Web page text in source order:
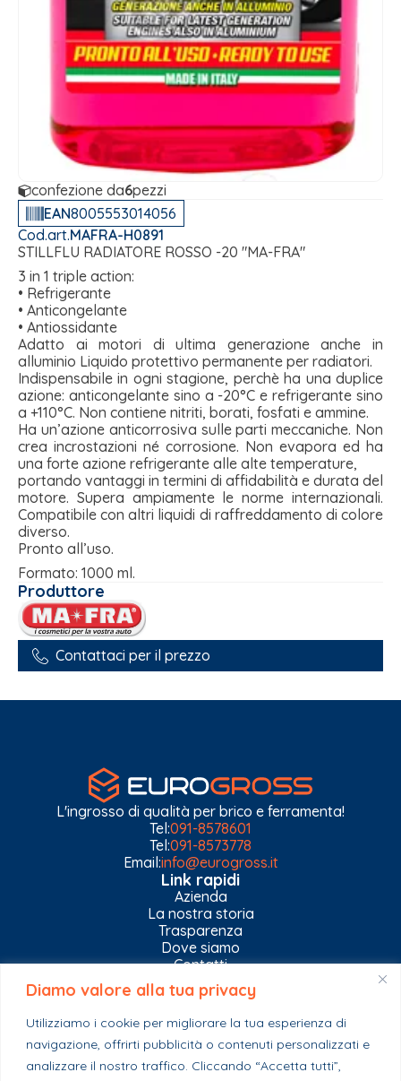
Diamo valore alla tua privacy
Utilizziamo i cookie per migliorare la tua esperienza di
navigazione, offrirti pubblicità o contenuti personalizzati e
analizzare il nostro traffico. Cliccando “Accetta tutti”,
confezione da6pezzi
EAN8005553014056
Cod.art.MAFRA-H0891
STILLFLU RADIATORE ROSSO -20 "MA-FRA"
3 in 1 triple action:
• Refrigerante
• Anticongelante
• Antiossidante
Adatto ai motori di ultima generazione anche in
alluminio Liquido protettivo permanente per radiatori.
Indispensabile in ogni stagione, perchè ha una duplice
azione: anticongelante sino a -20°C e refrigerante sino
a +110°C. Non contiene nitriti, borati, fosfati e ammine.
Ha un’azione anticorrosiva sulle parti meccaniche. Non
crea incrostazioni né corrosione. Non evapora ed ha
una forte azione refrigerante alle alte temperature,
portando vantaggi in termini di affidabilità e durata del
motore. Supera ampiamente le norme internazionali.
Compatibile con altri liquidi di raffreddamento di colore
diverso.
Pronto all’uso.
Formato: 1000 ml.
Produttore
Contattaci per il prezzo
L'ingrosso di qualità per brico e ferramenta!
Tel:091-8578601
Tel:091-8573778
Email:info@eurogross.it
Link rapidi
Azienda
La nostra storia
Trasparenza
Dove siamo
Contatti
Privacy Policy
Gestisci impostazioni Cookies
Esplora il catalogo
Casa
Ferramenta & Co.